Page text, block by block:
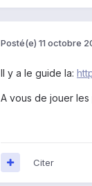
Posté(e) 11 octobre
Il y a le guide la:
A vous de jouer
Citer